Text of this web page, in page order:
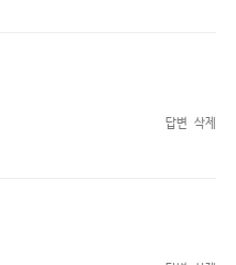
답변 삭제